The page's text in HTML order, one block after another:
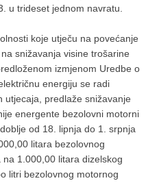
u trideset jednom navratu.
koje utječu na povećanje
snižavanja visine trošarine
izmjenom Uredbe o
energiju se radi
utjecaja, predlaže snižavanje
energente bezolovni motorni
od 18. lipnja do 1. srpnja
litara bezolovnog
1.000,00 litara dizelskog
litri bezolovnog motornog